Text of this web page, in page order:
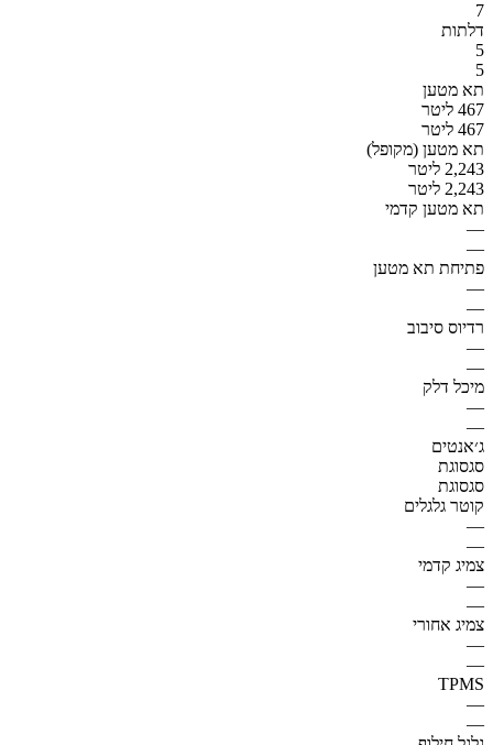
7
דלתות
5
5
תא מטען
467 ליטר
467 ליטר
תא מטען (מקופל)
2,243 ליטר
2,243 ליטר
תא מטען קדמי
—
—
פתיחת תא מטען
—
—
רדיוס סיבוב
—
—
מיכל דלק
—
—
ג׳אנטים
סגסוגת
סגסוגת
קוטר גלגלים
—
—
צמיג קדמי
—
—
צמיג אחורי
—
—
TPMS
—
—